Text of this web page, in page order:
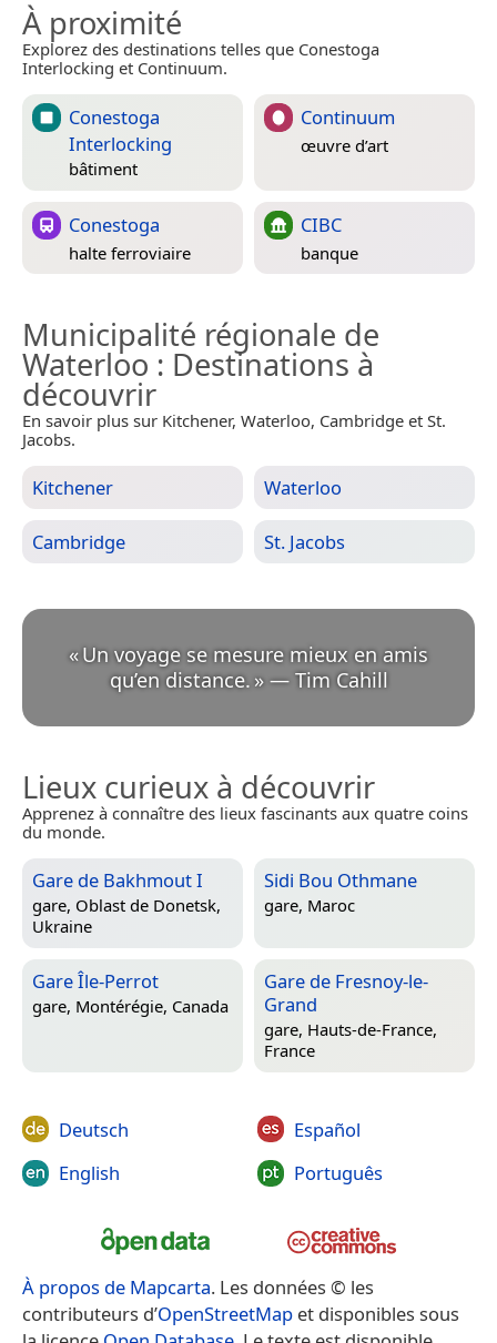
À proximité
Explorez des destinations telles que Conestoga
Interlocking et Continuum.
Conestoga
Interlocking
bâtiment
Continuum
œuvre d’art
Conestoga
halte ferroviaire
CIBC
banque
Municipalité régionale de
Waterloo : Destinations à
découvrir
En savoir plus sur Kitchener, Waterloo, Cambridge et St.
Jacobs.
Kitchener Waterloo
Cambridge St. Jacobs
«Un voyage se mesure mieux en amis
qu’en distance. » — Tim Cahill
Lieux curieux à découvrir
Apprenez à connaître des lieux fascinants aux quatre coins
du monde.
Gare de Bakhmout I
gare, Oblast de Donetsk,
Ukraine
Sidi Bou Othmane
gare, Maroc
Gare Île-Perrot
gare, Montérégie, Canada
Gare de Fresnoy-le-
Grand
gare, Hauts-de-France,
France
Deutsch
English
Español
Português
À propos de Mapcarta. Les données © les
contributeurs d’OpenStreetMap et disponibles sous